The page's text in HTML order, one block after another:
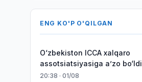
ENG KO'P O'QILGAN
O‘zbekiston ICCA xalqaro
assotsiatsiyasiga aʼzo bo‘ldi
20:38 · 01/08